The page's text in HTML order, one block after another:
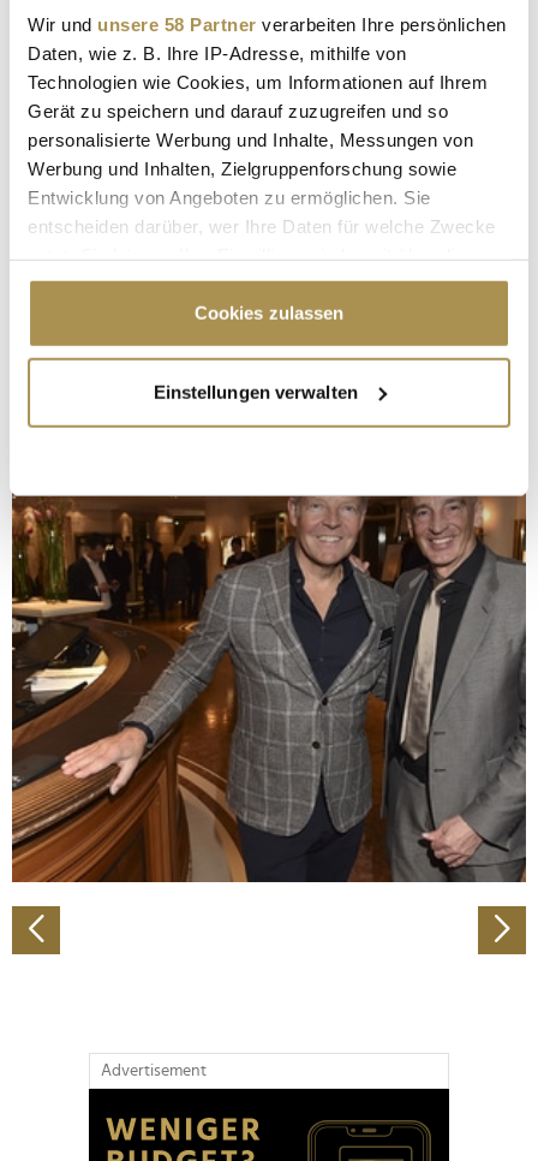
Wir und unsere 58 Partner verarbeiten Ihre persönlichen
Daten, wie z. B. Ihre IP-Adresse, mithilfe von
Technologien wie Cookies, um Informationen auf Ihrem
Gerät zu speichern und darauf zuzugreifen und so
personalisierte Werbung und Inhalte, Messungen von
Werbung und Inhalten, Zielgruppenforschung sowie
Entwicklung von Angeboten zu ermöglichen. Sie
entscheiden darüber, wer Ihre Daten für welche Zwecke
Cookie-Erklärung oder durch Klicken auf das Privacy
Trigger Symbol ändern oder widerrufen
Informationen über Ihre geografische Lage
erfassen, welche bis auf einige Meter genau sein
bestimmten Merkmalen (Fingerprinting) identifizieren
Erfahren Sie mehr darüber, wie Ihre persönlichen Daten
verarbeitet werden, und legen Sie Ihre Präferenzen im
Abschnitt Einzelheiten fest.
Wir verwenden Cookies, um Inhalte und Anzeigen zu
personalisieren, Funktionen für soziale Medien anbieten
zu können und die Zugriffe auf unsere Website zu
analysieren. Außerdem geben wir Informationen zu Ihrer
Verwendung unserer Website an unsere Partner für
soziale Medien, Werbung und Analysen weiter. Unsere
Partner führen diese Informationen möglicherweise mit
weiteren Daten zusammen, die Sie ihnen bereitgestellt
gesammelt haben.
Cookies zulassen
Einstellungen verwalten
Advertisement